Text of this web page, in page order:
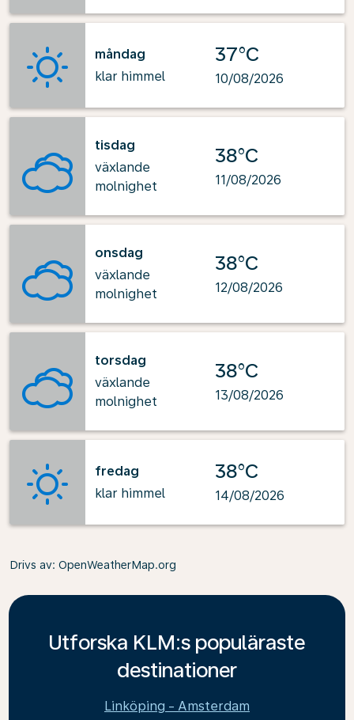
måndag
klar himmel
37°C
10/08/2026
tisdag
växlande
molnighet
38°C
11/08/2026
onsdag
växlande
molnighet
38°C
12/08/2026
torsdag
växlande
molnighet
38°C
13/08/2026
fredag
klar himmel
38°C
14/08/2026
Drivs av: OpenWeatherMap.org
Utforska KLM:s populäraste
destinationer
Linköping - Amsterdam